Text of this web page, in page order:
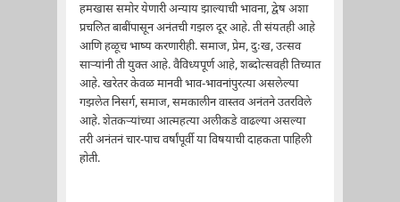
हमखास समोर येणारी अन्याय झाल्याची भावना, द्वेष अशा
प्रचलित बाबींपासून अनंतची गझल दूर आहे. ती संयतही आहे
आणि हळूच भाष्य करणारीही. समाज, प्रेम, दुःख, उत्सव
साऱ्यांनी ती युक्त आहे. वैविध्यपूर्ण आहे, शब्दोत्सवही तिच्यात
आहे. खरेतर केवळ मानवी भाव-भावनांपुरत्या असलेल्या
गझलेत निसर्ग, समाज, समकालीन वास्तव अनंतने उतरविले
आहे. शेतकऱ्यांच्या आत्महत्या अलीकडे वाढल्या असल्या
तरी अनंतनं चार-पाच वर्षांपूर्वी या विषयाची दाहकता पाहिली
होती.